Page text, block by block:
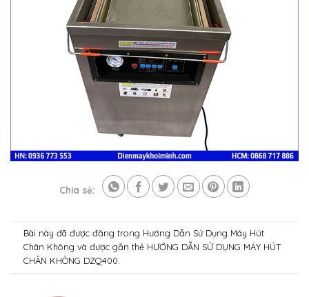
Chia sẻ:
Bài này đã được đăng trong Hướng Dẫn Sử Dụng Máy Hút
Chân Không và được gắn thẻ HƯỚNG DẪN SỬ DỤNG MÁY HÚT
CHÂN KHÔNG DZQ400